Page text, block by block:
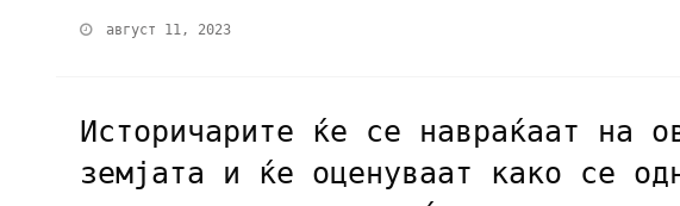
август 11, 2023
Историчарите ќе се навраќаат на
земјата и ќе оценуваат како се